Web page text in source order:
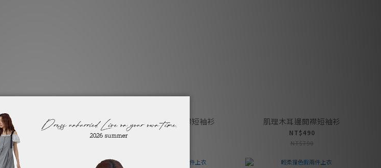
直條紋雙層荷葉兩穿罩衫上衣
NT$690
肌理木耳邊開襟短袖衫 肌理木耳邊開襟短袖衫
NT$490
NT$790